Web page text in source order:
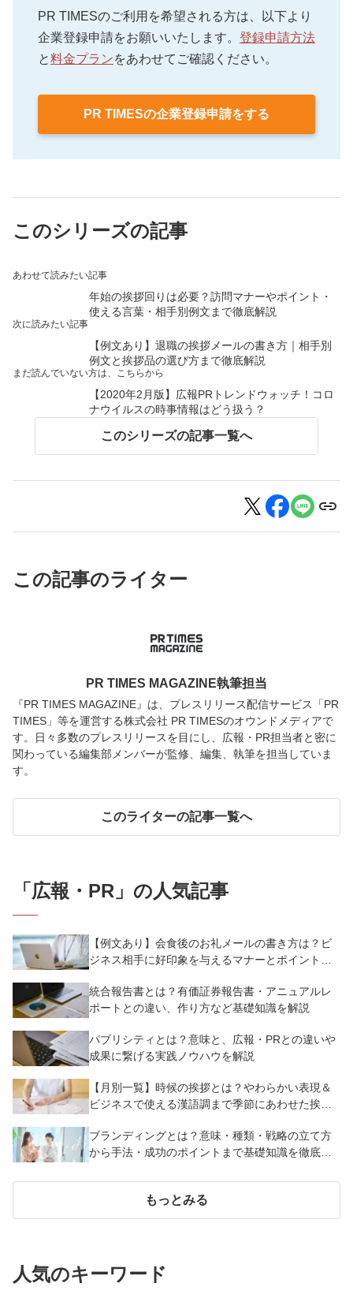
PR TIMESのご利用を希望される方は、以下より
企業登録申請をお願いいたします。 登録申請方法
と料金プランをあわせてご確認ください。
PR TIMESの企業登録申請をする
このシリーズの記事
あわせて読みたい記事
年始の挨拶回りは必要？訪問マナーやポイント・
使える言葉・相手別例文まで徹底解説
次に読みたい記事
【例文あり】退職の挨拶メールの書き方｜相手別
例文と挨拶品の選び方まで徹底解説
まだ読んでいない方は、こちらから
【2020年2月版】広報PRトレンドウォッチ！コロ
ナウイルスの時事情報はどう扱う？
このシリーズの記事一覧へ
この記事のライター
PR TIMES MAGAZINE執筆担当
『PR TIMES MAGAZINE』は、プレスリリース配信サービス「PR
TIMES」等を運営する株式会社 PR TIMESのオウンドメディアで
す。日々多数のプレスリリースを目にし、広報・PR担当者と密に
関わっている編集部メンバーが監修、編集、執筆を担当していま
す。
このライターの記事一覧へ
「広報・PR 」の人気記事
【例文あり】会食後のお礼メールの書き方は？ビ
ジネス相手に好印象を与えるマナーとポイントを
統合報告書とは？有価証券報告書・アニュアルレ
ポートとの違い、作り方など基礎知識を解説
パブリシティとは？意味と、広報・PRとの違いや
成果に繋げる実践ノウハウを解説
【月別一覧】時候の挨拶とは？やわらかい表現＆
ビジネスで使える漢語調まで季節にあわせた挨
ブランディングとは？意味・種類・戦略の立て方
から手法・成功のポイントまで基礎知識を徹底解
もっとみる
人気のキーワード